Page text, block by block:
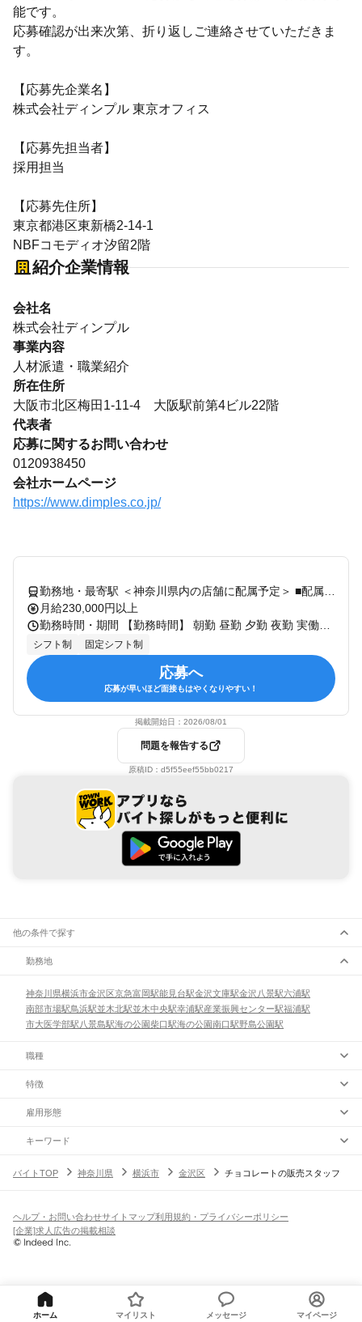
能です。
応募確認が出来次第、折り返しご連絡させていただきま
す。
【応募先企業名】
株式会社ディンプル 東京オフィス
【応募先担当者】
採用担当
【応募先住所】
東京都港区東新橋2-14-1
NBFコモディオ汐留2階
紹介企業情報
会社名
株式会社ディンプル
事業内容
人材派遣・職業紹介
所在住所
大阪市北区梅田1-11-4 大阪駅前第4ビル22階
代表者
応募に関するお問い合わせ
0120938450
会社ホームページ
https://www.dimples.co.jp/
月給230,000円以上
シフト制 固定シフト制
応募へ
応募が早いほど面接もはやくなりやすい！
掲載開始日： 2026/08/01
問題を報告する
原稿ID： d5f55eef55bb0217
他の条件で探す
勤務地
神奈川県横浜市金沢区京急富岡駅能見台駅金沢文庫駅金沢八景駅六浦駅
南部市場駅鳥浜駅並木北駅並木中央駅幸浦駅産業振興センター駅福浦駅
市大医学部駅 八景島駅海の公園柴口駅海の公園南口駅野島公園駅
職種
特徴
雇用形態
キーワード
バイトTOP 神奈川県 横浜市 金沢区 チョコレートの販売スタッフ
ヘルプ・お問い合わせサイトマップ利用規約・プライバシーポリシー
[企業]求人広告の掲載相談
ホーム マイリスト メッセージ マイページ